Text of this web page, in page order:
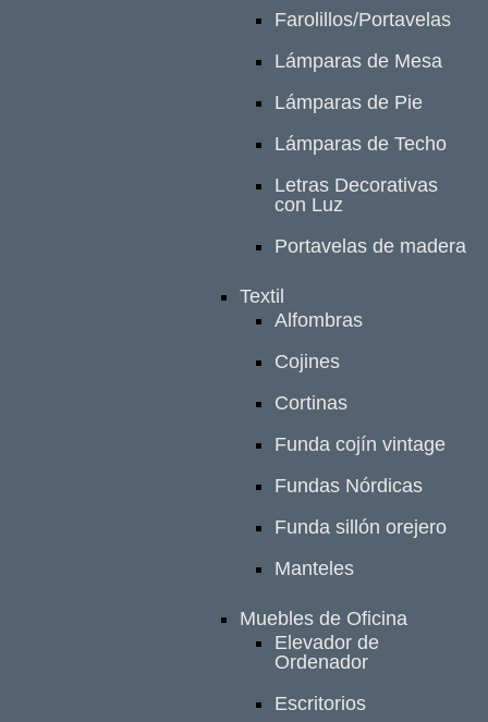
Farolillos/Portavelas
Lámparas de Mesa
Lámparas de Pie
Lámparas de Techo
Letras Decorativas
con Luz
Portavelas de madera
Textil
Alfombras
Cojines
Cortinas
Funda cojín vintage
Fundas Nórdicas
Funda sillón orejero
Manteles
Muebles de Oficina
Elevador de
Ordenador
Escritorios